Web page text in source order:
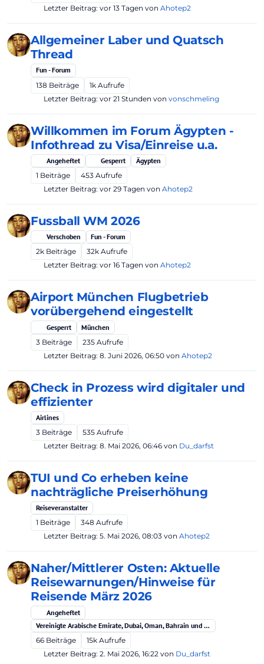
Letzter Beitrag: vor 13 Tagen von Ahotep2
Allgemeiner Laber und Quatsch
Thread
Fun - Forum
138 Beiträge 1k Aufrufe
Letzter Beitrag: vor 21 Stunden von vonschmeling
Willkommen im Forum Ägypten -
Infothread zu Visa/Einreise u.a.
Angeheftet Gesperrt
Ägypten
1 Beiträge 453 Aufrufe
Letzter Beitrag: vor 29 Tagen von Ahotep2
Fussball WM 2026
Verschoben
Fun - Forum
2k Beiträge 32k Aufrufe
Letzter Beitrag: vor 16 Tagen von Ahotep2
Airport München Flugbetrieb
vorübergehend eingestellt
Gesperrt
München
3 Beiträge 235 Aufrufe
Letzter Beitrag: 8. Juni 2026, 06:50 von Ahotep2
Check in Prozess wird digitaler und
effizienter
Airlines
3 Beiträge 535 Aufrufe
Letzter Beitrag: 8. Mai 2026, 06:46 von Du_darfst
TUI und Co erheben keine
nachträgliche Preiserhöhung
Reiseveranstalter
1 Beiträge 348 Aufrufe
Letzter Beitrag: 5. Mai 2026, 08:03 von Ahotep2
Naher/Mittlerer Osten: Aktuelle
Reisewarnungen/Hinweise für
Reisende März 2026
Angeheftet
Vereinigte Arabische Emirate, Dubai, Oman, Bahrain und Qatar
66 Beiträge 15k Aufrufe
Letzter Beitrag: 2. Mai 2026, 16:22 von Du_darfst